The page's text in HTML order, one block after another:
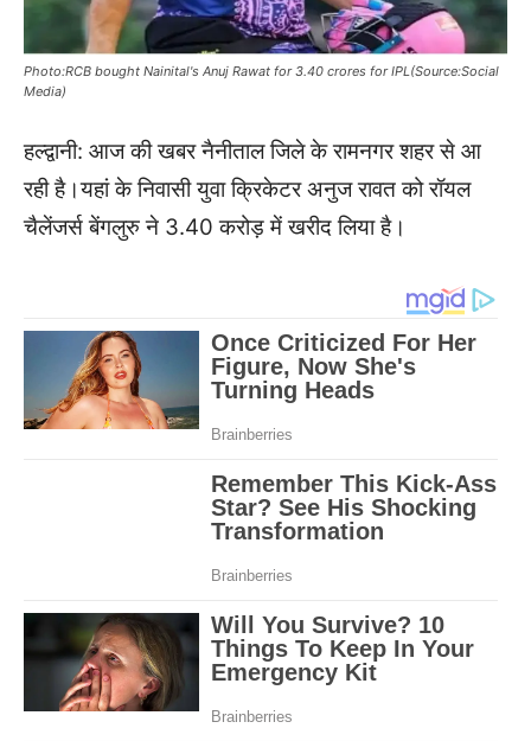
Photo:RCB bought Nainital's Anuj Rawat for 3.40 crores for IPL(Source:Social
Media)
हल्द्वानी: आज की खबर नैनीताल जिले के रामनगर शहर से आ
रही है।यहां के निवासी युवा क्रिकेटर अनुज रावत को रॉयल
चैलेंजर्स बेंगलुरु ने 3.40 करोड़ में खरीद लिया है।